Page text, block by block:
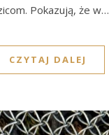
Pokazują, że w…
CZYTAJ DALEJ